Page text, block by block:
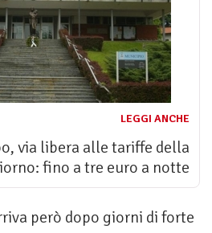
LEGGI ANCHE
via libera alle tariffe della
fino a tre euro a notte
però dopo giorni di forte